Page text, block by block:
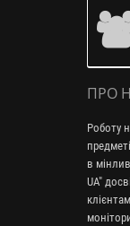
ПРО
Роботу
в
UA"